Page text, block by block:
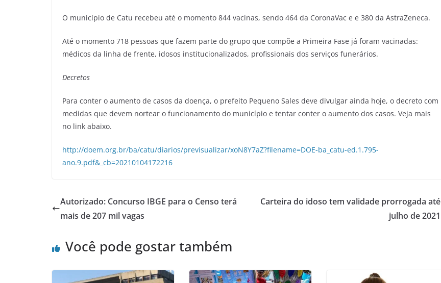
O município de Catu recebeu até o momento 844 vacinas, sendo 464 da CoronaVac e e 380 da AstraZeneca.
Até o momento 718 pessoas que fazem parte do grupo que compõe a Primeira Fase já foram vacinadas:
médicos da linha de frente, idosos institucionalizados, profissionais dos serviços funerários.
Decretos
Para conter o aumento de casos da doença, o prefeito Pequeno Sales deve divulgar ainda hoje, o decreto com
medidas que devem nortear o funcionamento do município e tentar conter o aumento dos casos. Veja mais
no link abaixo.
http://doem.org.br/ba/catu/diarios/previsualizar/xoN8Y7aZ?filename=DOE-ba_catu-ed.1.795-
ano.9.pdf&_cb=20210104172216
Autorizado: Concurso IBGE para o Censo terá
mais de 207 mil vagas
Carteira do idoso tem validade prorrogada até
julho de 2021
Você pode gostar também